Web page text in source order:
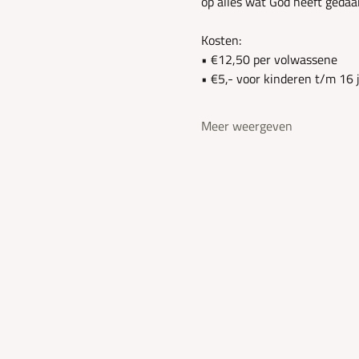
Kosten:
• €12,50 per volwassene
• €5,- voor kinderen t/m 16
Meer weergeven